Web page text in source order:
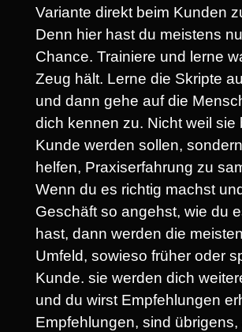
Variante direkt beim Kunden
Denn hier hast du meistens
Chance. Trainiere und lerne
Zeug hält. Lerne die Skripte
und dann gehe auf die
dich kennen zu. Nicht weil sie
Kunde werden sollen,
helfen, Praxiserfahrung zu
Wenn du es richtig machst
Geschäft so angehst, wie du
hast, dann werden die
Umfeld, sowieso früher oder
Kunde. sie werden dich
und du wirst Empfehlungen
Empfehlungen, sind